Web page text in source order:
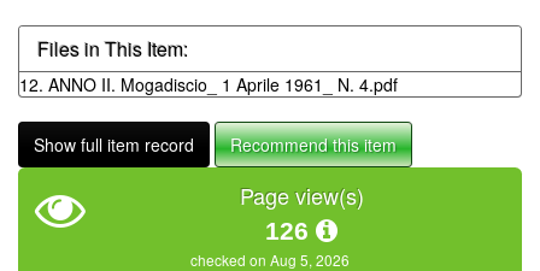
Files in This Item:
12. ANNO II. Mogadiscio_ 1 Aprile 1961_ N. 4.pdf
Show full item record Recommend this item
Page view(s)
126
checked on Aug 5, 2026